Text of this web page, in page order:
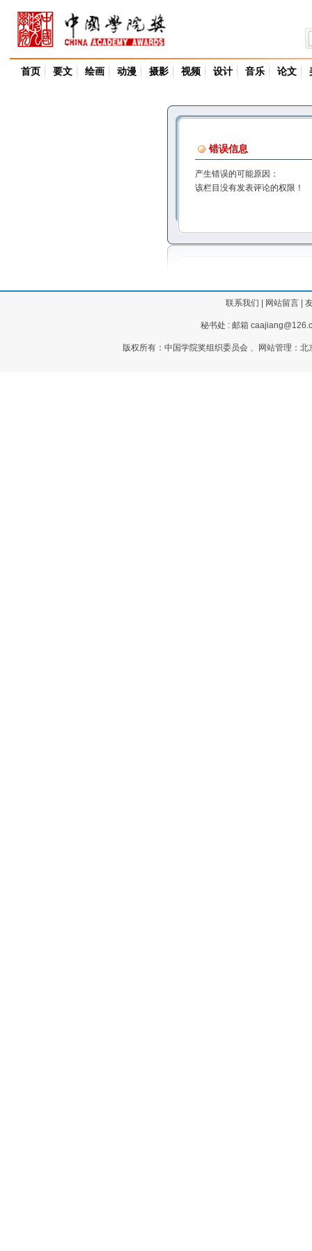
首页 要文 绘画 动漫 摄影 视频 设计 音乐 论文
错误信息
产生错误的可能原因：
该栏目没有发表评论的权限！
联系我们 网站留言|
秘书处 : 邮箱
版权所有：中国学院奖组织委员会 、网站管理：